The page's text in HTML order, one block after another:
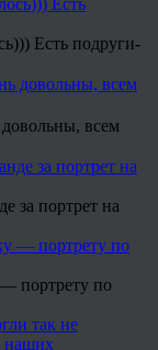
Есть подруги-
всем
за портрет на
портрету по